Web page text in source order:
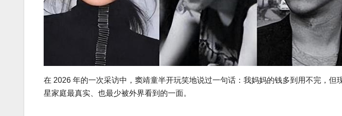
在 2026 年的一次采访中，窦靖童半开玩笑地说过一句话：我妈妈的钱多到用不完，
星家庭最真实、也最少被外界看到的一面。